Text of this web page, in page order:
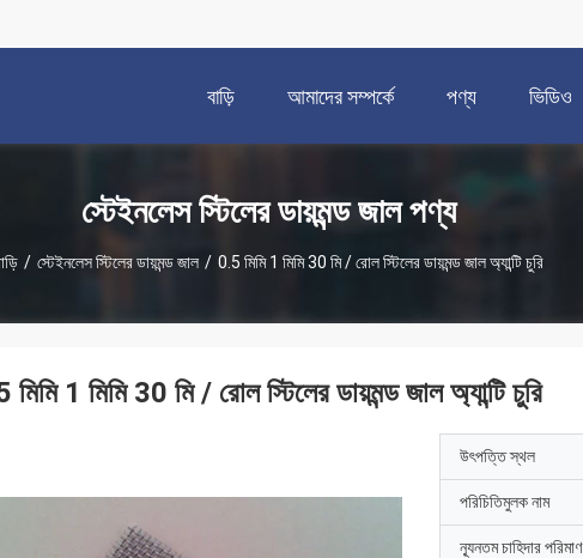
বাড়ি আমাদের সম্পর্কে পণ্য ভিডিও
স্টেইনলেস স্টিলের ডায়মন্ড জাল পণ্য
/ স্টেইনলেস স্টিলের ডায়মন্ড জাল / 0.5 মিমি 1 মিমি 30 মি / রোল স্টিলের ডায়মন্ড জাল অ্যান্টি চুরি
মিমি 1 মিমি 30 মি / রোল স্টিলের ডায়মন্ড জাল অ্যান্টি চুরি
উৎপত্তি স্থল
পরিচিতিমুলক নাম
ন্যূনতম চাহিদার পরিমাণ